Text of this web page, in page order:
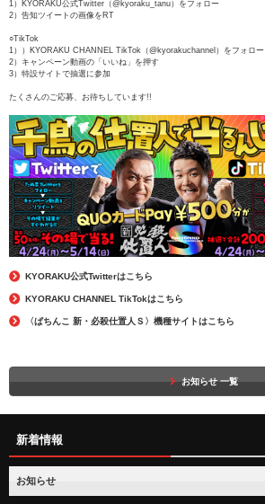
1）KYORAKU公式Twitter（@kyoraku_tanu）をフォロー
2）告知ツイートの画像をRT
○TikTok
1））KYORAKU CHANNEL TikTok（@kyorakuchannel）をフォロー
2）キャンペーン動画の「いいね」を押す
3）特設サイトで抽選に参加
たくさんのご応募、お待ちしています!!
KYORAKU公式Twitterはこちら
KYORAKU CHANNEL TikTokはこちら
〈ぱちんこ 新・必殺仕置人Ｓ〉機種サイトはこちら
お知らせ 一覧
新着情報
お知らせ